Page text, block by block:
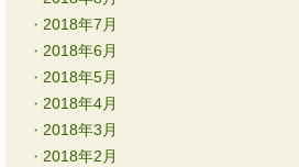
2018年7月
2018年6月
2018年5月
2018年4月
2018年3月
2018年2月